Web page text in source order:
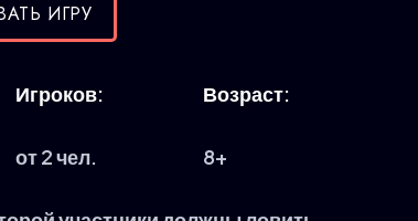
ИГРУ
Игроков:
от 2 чел.
Возраст:
8+